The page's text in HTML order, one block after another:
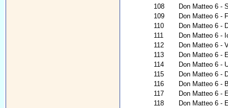
108
Don Matteo 6 -
109
Don Matteo 6 -
110
Don Matteo 6 -
111
Don Matteo 6 -
112
Don Matteo 6 -
113
Don Matteo 6 -
114
Don Matteo 6 -
115
Don Matteo 6 -
116
Don Matteo 6 -
117
Don Matteo 6 -
118
Don Matteo 6 -